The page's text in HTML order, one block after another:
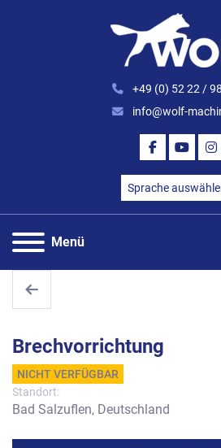
+49 (0) 52 22 /
info@wolf-
FACEBOOK
Sprache
Menü
Brechvorrichtung
NICHT VERFÜGBAR
Standort:
Bad Salzuflen, Deutschland